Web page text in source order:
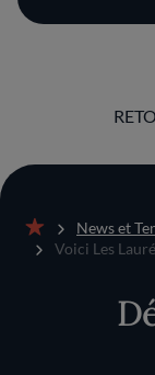
Accueil
News et
Voici Les